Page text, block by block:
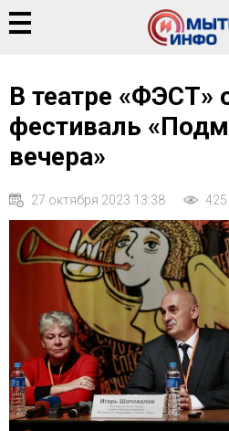
В театре «ФЭСТ»
фестиваль
вечера»
27 октября 2023 13:38 425